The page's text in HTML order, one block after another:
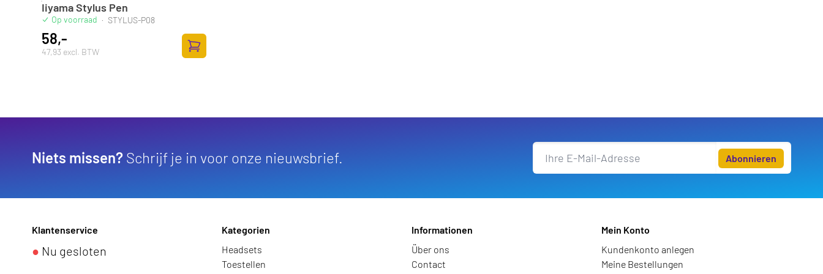
Iiyama Stylus Pen
Op voorraad · STYLUS-P08
58,-
47,93 excl. BTW
Zum Warenkorb hinzufügen
Niets missen? Schrijf je in voor onze nieuwsbrief. Abonnieren
Klantenservice
● Nu gesloten
Kategorien
Headsets
Toestellen
Informationen
Über ons
Contact
Mein Konto
Kundenkonto anlegen
Meine Bestellungen